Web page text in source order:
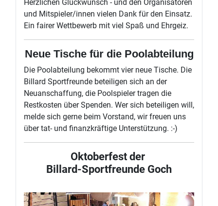
Herzlichen Glückwunsch - und den Organisatoren
und Mitspieler/innen vielen Dank für den Einsatz.
Ein fairer Wettbewerb mit viel Spaß und Ehrgeiz.
Neue Tische für die Poolabteilung
Die Poolabteilung bekommt vier neue Tische. Die
Billard Sportfreunde beteiligen sich an der
Neuanschaffung, die Poolspieler tragen die
Restkosten über Spenden. Wer sich beteiligen will,
melde sich gerne beim Vorstand, wir freuen uns
über tat- und finanzkräftige Unterstützung. :-)
Oktoberfest der
Billard-Sportfreunde Goch